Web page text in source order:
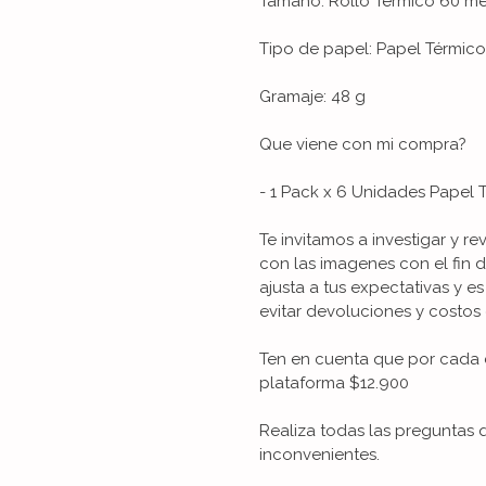
Tipo de papel: Papel Térmico
Gramaje: 48 g
Que viene con mi compra?
- 1 Pack x 6 Unidades Papel
Te invitamos a investigar y
con las imagenes con el fin
ajusta a tus expectativas y
evitar devoluciones y costos
Ten en cuenta que por
plataforma $12.900
Realiza todas las preguntas
inconvenientes.